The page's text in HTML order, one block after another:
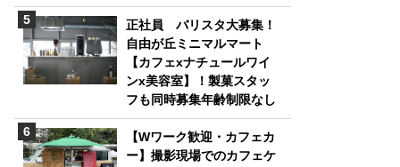
正社員 バリスタ大募集！
自由が丘ミニマルマート
【カフェxナチュールワイ
ンx美容室】！製菓スタッ
フも同時募集年齢制限なし
【Wワーク歓迎・カフェカ
ー】撮影現場でのカフェケ